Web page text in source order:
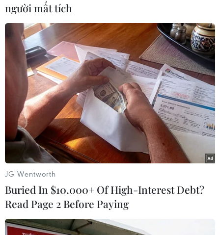
quyền Iraq đã ban hành lệnh giới nghiêm ở thủ
đô Baghdad và ngừng cung cấp dịch vụ Internet
ở hầu hết các địa phương./.
(TTXVN/Vietnam+)
người mất tích
JG Wentworth
Buried In $10,000+ Of High-Interest Debt?
Read Page 2 Before Paying